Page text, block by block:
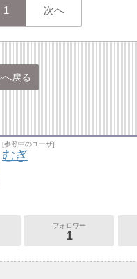
1 次へ
戻る
[参照中のユーザ]
むぎ
フォロワー
1